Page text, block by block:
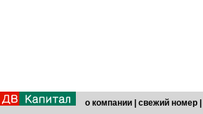
о компании свежий номер